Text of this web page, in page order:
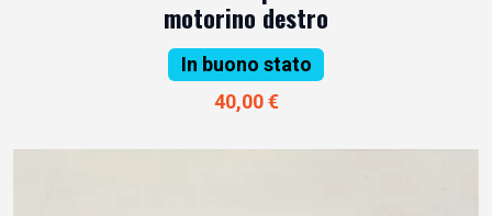
motorino destro
In buono stato
40,00 €